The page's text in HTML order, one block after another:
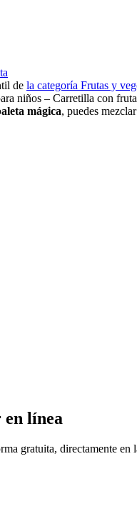
de la categoría Frutas y
niños – Carretilla con
mágica, puedes
línea
gratuita, directamente